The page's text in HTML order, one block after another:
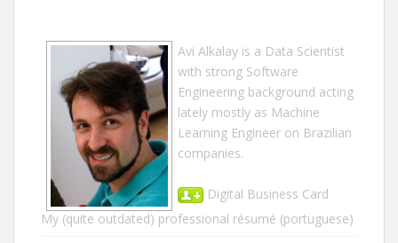
Avi Alkalay is a Data Scientist
with strong Software
Engineering background acting
lately mostly as Machine
Learning Engineer on Brazilian
companies.
Digital Business Card
My (quite outdated) professional résumé (portuguese)